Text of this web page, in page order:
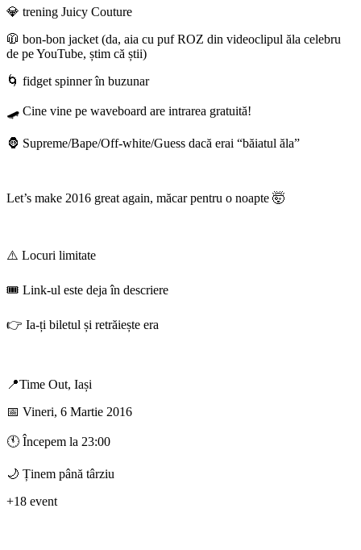
💎 trening Juicy Couture
🧥 bon-bon jacket (da, aia cu puf ROZ din videoclipul ăla celebru
de pe YouTube, știm că știi)
🌀 fidget spinner în buzunar
🛹 Cine vine pe waveboard are intrarea gratuită!
🦍 Supreme/Bape/Off-white/Guess dacă erai “băiatul ăla”
Let’s make 2016 great again, măcar pentru o noapte 🤯
⚠️ Locuri limitate
🎟️ Link-ul este deja în descriere
👉 Ia-ți biletul și retrăiește era
📍Time Out, Iași
📅 Vineri, 6 Martie 2016
🕚 Începem la 23:00
🌙 Ținem până târziu
+18 event